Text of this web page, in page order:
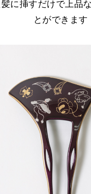
に挿すだけで上品
とができます